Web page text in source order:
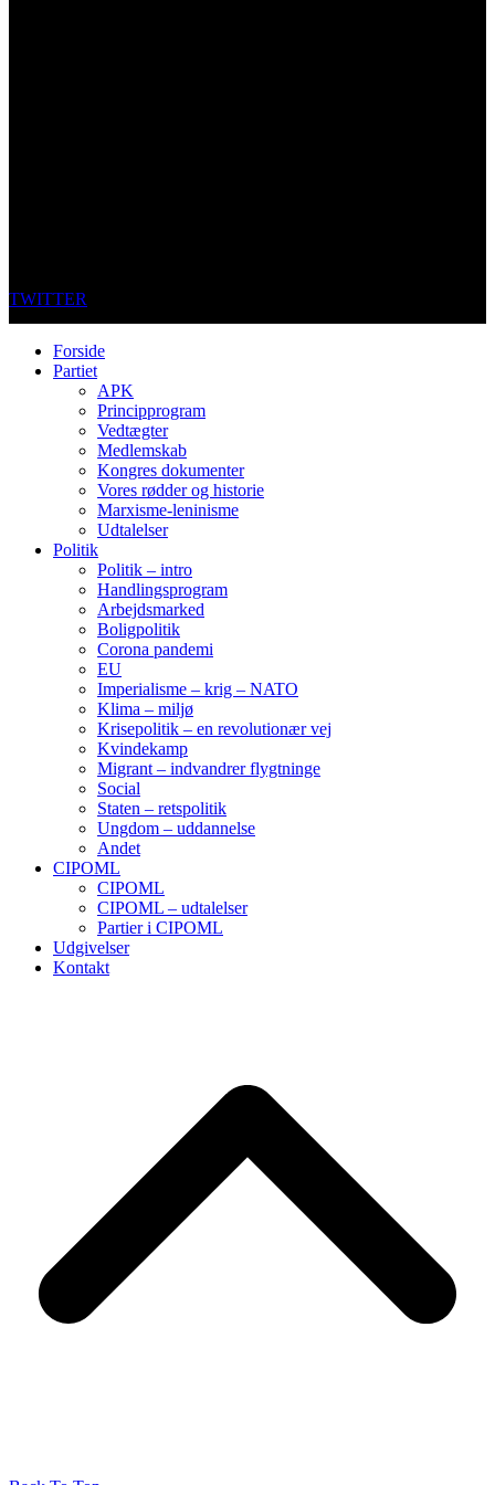
TWITTER
Forside
Partiet
APK
Principprogram
Vedtægter
Medlemskab
Kongres dokumenter
Vores rødder og historie
Marxisme-leninisme
Udtalelser
Politik
Politik – intro
Handlingsprogram
Arbejdsmarked
Boligpolitik
Corona pandemi
EU
Imperialisme – krig – NATO
Klima – miljø
Krisepolitik – en revolutionær vej
Kvindekamp
Migrant – indvandrer flygtninge
Social
Staten – retspolitik
Ungdom – uddannelse
Andet
CIPOML
CIPOML
CIPOML – udtalelser
Partier i CIPOML
Udgivelser
Kontakt